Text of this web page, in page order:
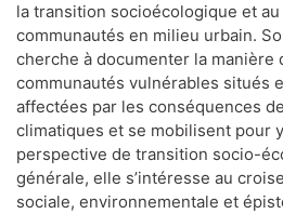
la transition socioécologique et
communautés en milieu urbain.
cherche à documenter la manière
communautés vulnérables situés
affectées par les conséquences
climatiques et se mobilisent pour
perspective de transition socio-
générale, elle s’intéresse au
sociale, environnementale et